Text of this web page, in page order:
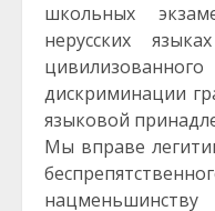
школьных
нерусских
дискриминации
языковой
Мы вправе
нацменьшинству